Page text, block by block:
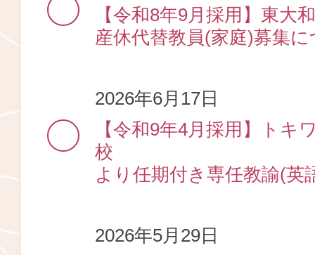
【令和8年9月採用】東大
産休代替教員(家庭)募集
2026年6月17日
【令和9年4月採用】トキ
校
より任期付き専任教諭(英
2026年5月29日